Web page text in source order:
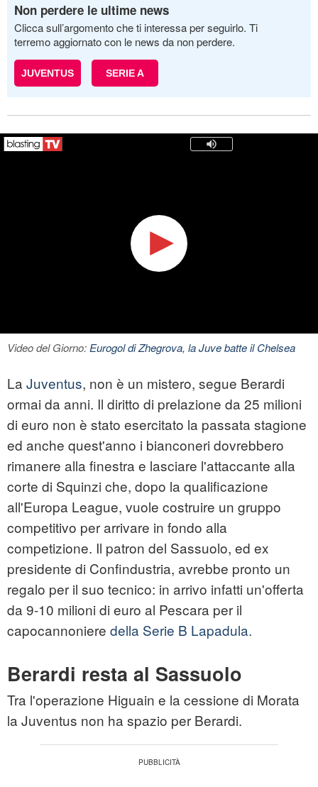
Non perdere le ultime news
Clicca sull’argomento che ti interessa per seguirlo. Ti
terremo aggiornato con le news da non perdere.
JUVENTUS SERIE A
Video del Giorno:Eurogol di Zhegrova, la Juve batte il Chelsea
La Juventus, non è un mistero, segue Berardi
ormai da anni. Il diritto di prelazione da 25 milioni
di euro non è stato esercitato la passata stagione
ed anche quest'anno i bianconeri dovrebbero
rimanere alla finestra e lasciare l'attaccante alla
corte di Squinzi che, dopo la qualificazione
all'Europa League, vuole costruire un gruppo
competitivo per arrivare in fondo alla
competizione. Il patron del Sassuolo, ed ex
presidente di Confindustria, avrebbe pronto un
regalo per il suo tecnico: in arrivo infatti un'offerta
da 9-10 milioni di euro al Pescara per il
capocannoniere della Serie B Lapadula.
Berardi resta al Sassuolo
Tra l'operazione Higuain e la cessione di Morata
la Juventus non ha spazio per Berardi.